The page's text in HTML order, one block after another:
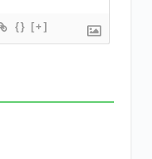
{} [+]